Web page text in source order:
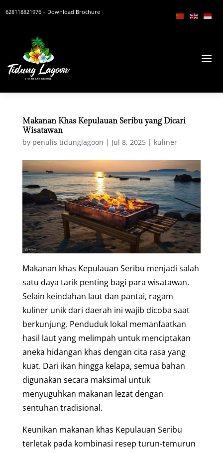
628118821976 – Download Brochure
Makanan Khas Kepulauan Seribu yang Dicari
Wisatawan
by penulis tidunglagoon | Jul 8, 2025| kuliner
Makanan khas Kepulauan Seribu menjadi salah
satu daya tarik penting bagi para wisatawan.
Selain keindahan laut dan pantai, ragam
kuliner unik dari daerah ini wajib dicoba saat
berkunjung. Penduduk lokal memanfaatkan
hasil laut yang melimpah untuk menciptakan
aneka hidangan khas dengan cita rasa yang
kuat. Dari ikan hingga kelapa, semua bahan
digunakan secara maksimal untuk
menyuguhkan makanan lezat dengan
sentuhan tradisional.
Keunikan makanan khas Kepulauan Seribu
terletak pada kombinasi resep turun-temurun